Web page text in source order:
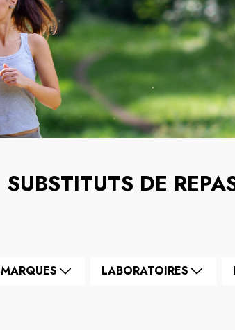
SUBSTITUTS DE
MARQUES LABORATOIRES